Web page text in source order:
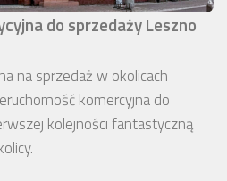
do sprzedaży Leszno
na sprzedaż w okolicach
komercyjna do
kolejności fantastyczną